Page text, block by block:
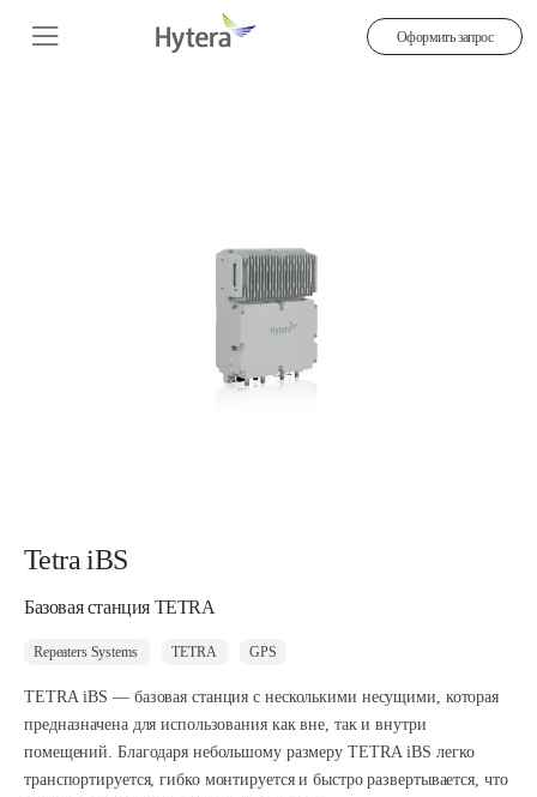
Оформить запрос
Tetra iBS
Базовая станция TETRA
Repeaters Systems TETRA GPS
TETRA iBS — базовая станция с несколькими несущими, которая
предназначена для использования как вне, так и внутри
помещений. Благодаря небольшому размеру TETRA iBS легко
транспортируется, гибко монтируется и быстро развертывается, что